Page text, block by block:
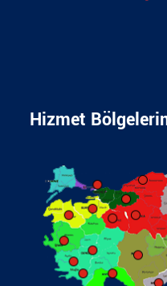
Hizmet